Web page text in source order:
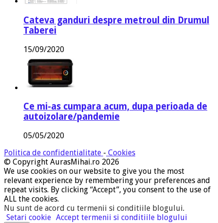
Cateva ganduri despre metroul din Drumul
Taberei
15/09/2020
Ce mi-as cumpara acum, dupa perioada de
autoizolare/pandemie
05/05/2020
Politica de confidentialitate - Cookies
© Copyright AurasMihai.ro 2026
We use cookies on our website to give you the most
relevant experience by remembering your preferences and
repeat visits. By clicking “Accept”, you consent to the use of
ALL the cookies.
Nu sunt de acord cu termenii si conditiile blogului.
Setari cookie Accept termenii si conditiile blogului